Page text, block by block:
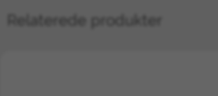
landskaber i Sydamerika findes
Relaterede produkter